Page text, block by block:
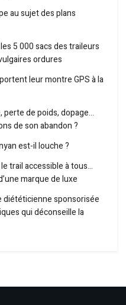
au sujet des plans
5 000 sacs des traileurs
ordures
leur montre GPS à la
perte de poids, dopage…
de son abandon ?
est-il louche ?
trail accessible à tous…
marque de luxe
diététicienne sponsorisée
qui déconseille la